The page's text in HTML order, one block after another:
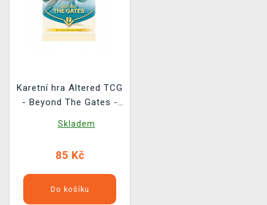
Karetní hra Altered TCG
- Beyond The Gates -
Skladem
85 Kč
Do košíku